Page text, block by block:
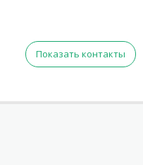
Показать контакты